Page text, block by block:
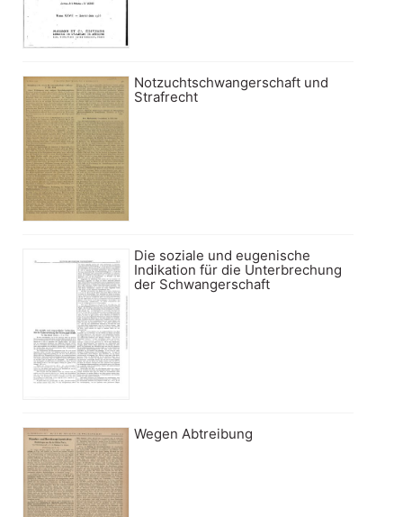
Notzuchtschwangerschaft und
Strafrecht
Die soziale und eugenische
Indikation für die Unterbrechung
der Schwangerschaft
Wegen Abtreibung